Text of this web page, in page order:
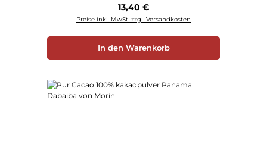
Regulärer Preis:
13,40 €
Preise inkl. MwSt. zzgl. Versandkosten
In den Warenkorb